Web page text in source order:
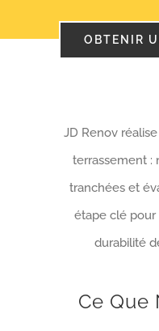
OBTENIR
JD Renov
terrassement :
tranchées et
étape clé pour
durabilité
Ce Que